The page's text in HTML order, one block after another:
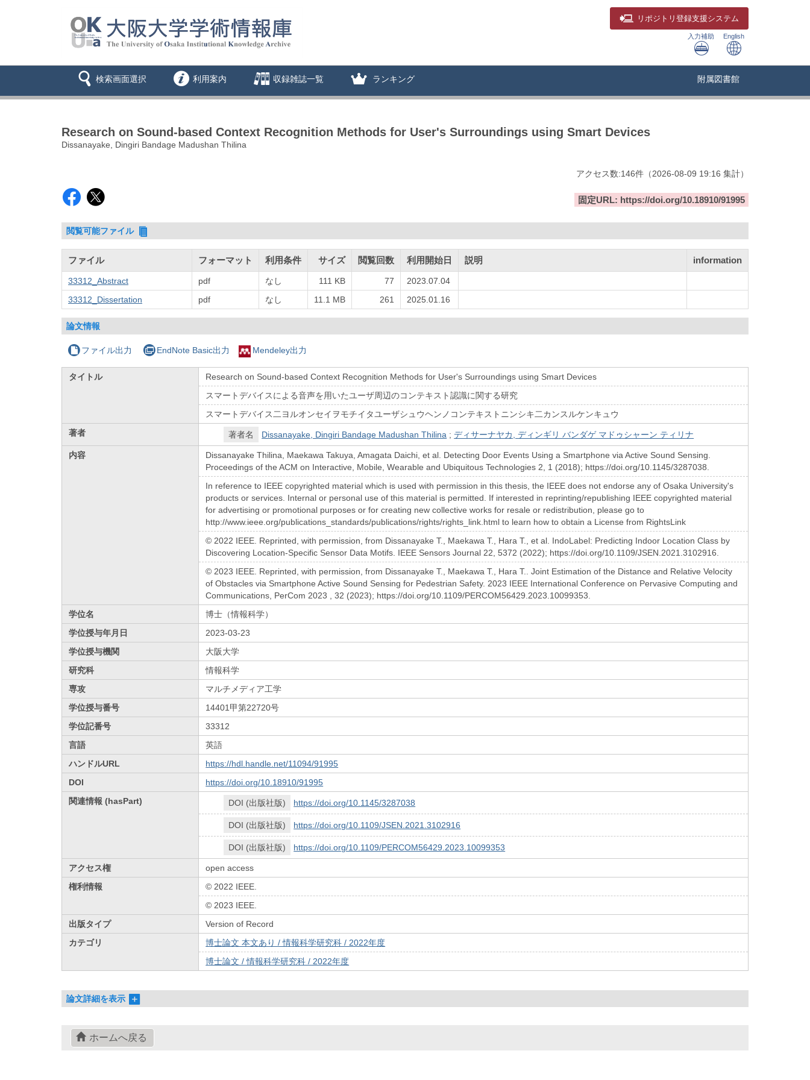
リポジトリ 登録支援システム
入力補助 English
検索画面選択 利用案内 収録雑誌一覧 ランキング 附属図書館
Research on Sound-based Context Recognition Methods for User's Surroundings using Smart Devices
Dissanayake, Dingiri Bandage Madushan Thilina
アクセス数:146件 （2026-08-09 19:16 集計）
固定URL: https://doi.org/10.18910/91995
閲覧可能ファイル
ファイル フォーマット 利用条件 サイズ 閲覧回数 利用開始日 説明 information
33312_Abstract pdf なし 111 KB 77
2023.07.04
33312_Dissertation
pdf なし 11.1 MB 261 2025.01.16
論文情報
ファイル出力 EndNote Basic出力 Mendeley出力
タイトル
Research on Sound-based Context Recognition Methods for User's Surroundings using Smart Devices
スマートデバイスによる音声を用いたユーザ周辺のコンテキスト認識に関する研究
スマートデバイス二ヨルオンセイヲモチイタユーザシュウヘンノコンテキストニンシキ二カンスルケンキュウ
著者
著者名 Dissanayake, Dingiri Bandage Madushan Thilina ;ディサーナヤカ, ディンギリ バンダゲ マドゥシャーン ティリナ
内容
Dissanayake Thilina, Maekawa Takuya, Amagata Daichi, et al. Detecting Door Events Using a Smartphone via Active Sound Sensing.
Proceedings of the ACM on Interactive, Mobile, Wearable and Ubiquitous Technologies 2, 1 (2018); https://doi.org/10.1145/3287038.
In reference to IEEE copyrighted material which is used with permission in this thesis, the IEEE does not endorse any of Osaka University's
products or services. Internal or personal use of this material is permitted. If interested in reprinting/republishing IEEE copyrighted material
for advertising or promotional purposes or for creating new collective works for resale or redistribution, please go to
http://www.ieee.org/publications_standards/publications/rights/rights_link.html to learn how to obtain a License from RightsLink
© 2022 IEEE. Reprinted, with permission, from Dissanayake T., Maekawa T., Hara T., et al. IndoLabel: Predicting Indoor Location Class by
Discovering Location-Specific Sensor Data Motifs. IEEE Sensors Journal 22, 5372 (2022); https://doi.org/10.1109/JSEN.2021.3102916.
© 2023 IEEE. Reprinted, with permission, from Dissanayake T., Maekawa T., Hara T.. Joint Estimation of the Distance and Relative Velocity
of Obstacles via Smartphone Active Sound Sensing for Pedestrian Safety. 2023 IEEE International Conference on Pervasive Computing and
Communications, PerCom 2023 , 32 (2023); https://doi.org/10.1109/PERCOM56429.2023.10099353.
学位名
博士（情報科学）
学位授与年月日
2023-03-23
学位授与機関
大阪大学
研究科
情報科学
専攻
マルチメディア工学
学位授与番号
14401甲第22720号
学位記番号
33312
言語
英語
ハンドルURL
https://hdl.handle.net/11094/91995
DOI
https://doi.org/10.18910/91995
関連情報 (hasPart)
DOI (出版社版) https://doi.org/10.1145/3287038
DOI (出版社版) https://doi.org/10.1109/JSEN.2021.3102916
DOI (出版社版) https://doi.org/10.1109/PERCOM56429.2023.10099353
アクセス権
open access
権利情報
© 2022 IEEE.
© 2023 IEEE.
出版タイプ
Version of Record
カテゴリ
博士論文 本文あり / 情報科学研究科 / 2022年度
博士論文 / 情報科学研究科 / 2022年度
論文詳細を表示
ホームへ戻る